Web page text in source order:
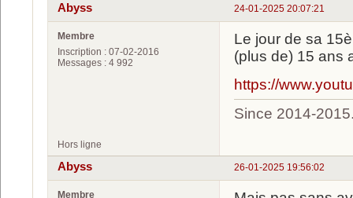
24-01-2025 20:07:21
Abyss
Membre
Inscription : 07-02-2016
Messages : 4 992
Le jour de sa
(plus de) 15 ans
https://
Since 2014-
Hors ligne
26-01-2025 19:56:02
Abyss
Membre